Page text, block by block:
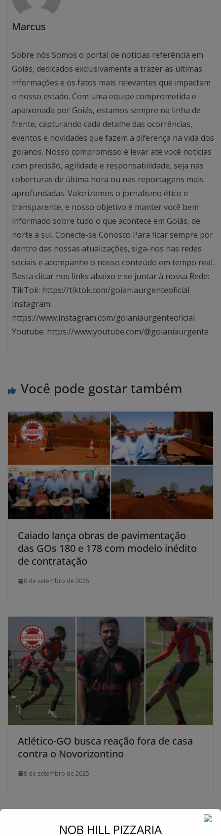
Marcus
Sobre nós Somos o portal de notícias referência em
Goiás, dedicados exclusivamente a trazer as últimas
informações e os fatos mais relevantes que impactam
o nosso estado. Com uma equipe comprometida e
apaixonada por Goiás, estamos sempre na linha de
frente, capturando cada detalhe das ocorrências,
eventos e novidades que fazem a diferença na vida dos
goianos. Nosso compromisso é levar até você notícias
com precisão, agilidade e responsabilidade, seja nas
coberturas de última hora ou nas reportagens mais
aprofundadas. Valorizamos o jornalismo ético e
transparente, e nosso objetivo é manter você bem
informado sobre tudo o que acontece em Goiás, de
norte a sul. Conecte-se Conosco Para ficar sempre por
dentro das nossas atualizações, siga-nos nas redes
sociais e acompanhe o nosso conteúdo em tempo real.
Basta clicar nos links abaixo e se juntar à nossa Rede:
TikTok: https://tiktok.com/goianiaurgenteoficial
Instagram:
https://www.instagram.com/goianiaurgenteoficial
Youtube: https://www.youtube.com/@goianiaurgente
Você pode gostar também
Caiado lança obras de pavimentação
das GOs 180 e 178 com modelo inédito
de contratação
8 de setembro de 2025
Atlético-GO busca reação fora de casa
contra o Novorizontino
8 de setembro de 2025
NOB HILL PIZZARIA